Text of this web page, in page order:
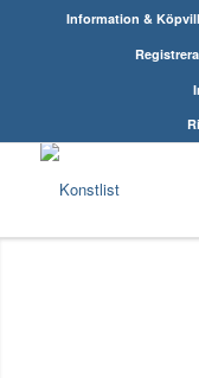
Information &